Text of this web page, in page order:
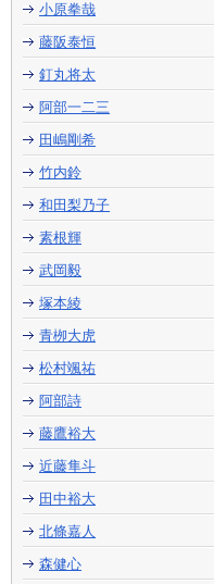
小原拳哉
藤阪泰恒
釘丸将太
阿部一二三
田嶋剛希
竹内鈴
和田梨乃子
素根輝
武岡毅
塚本綾
青栁大虎
松村颯祐
阿部詩
藤鷹裕大
近藤隼斗
田中裕大
北條嘉人
森健心